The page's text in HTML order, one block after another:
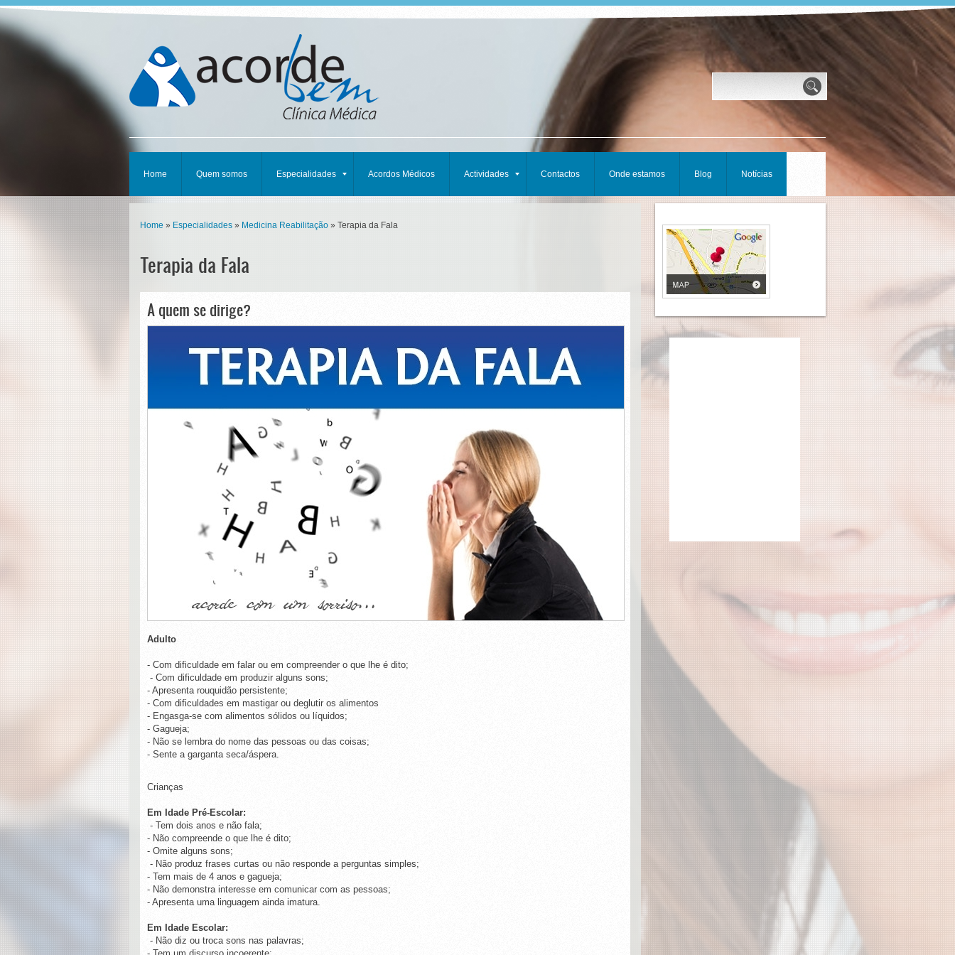
Home Quem somos Especialidades Acordos Médicos Actividades Contactos Onde estamos Blog Notícias
Home » Especialidades » Medicina Reabilitação » Terapia da Fala
Terapia da Fala
A quem se dirige?
Adulto
- Com dificuldade em falar ou em compreender o que lhe é dito;
- Com dificuldade em produzir alguns sons;
- Apresenta rouquidão persistente;
- Com dificuldades em mastigar ou deglutir os alimentos
- Engasga-se com alimentos sólidos ou líquidos;
- Gagueja;
- Não se lembra do nome das pessoas ou das coisas;
- Sente a garganta seca/áspera.
Crianças
Em Idade Pré-Escolar:
- Tem dois anos e não fala;
- Não compreende o que lhe é dito;
- Omite alguns sons;
- Não produz frases curtas ou não responde a perguntas simples;
- Tem mais de 4 anos e gagueja;
- Não demonstra interesse em comunicar com as pessoas;
- Apresenta uma linguagem ainda imatura.
Em Idade Escolar:
- Não diz ou troca sons nas palavras;